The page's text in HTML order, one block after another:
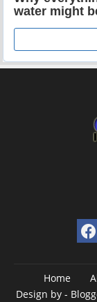
Home
Design by -